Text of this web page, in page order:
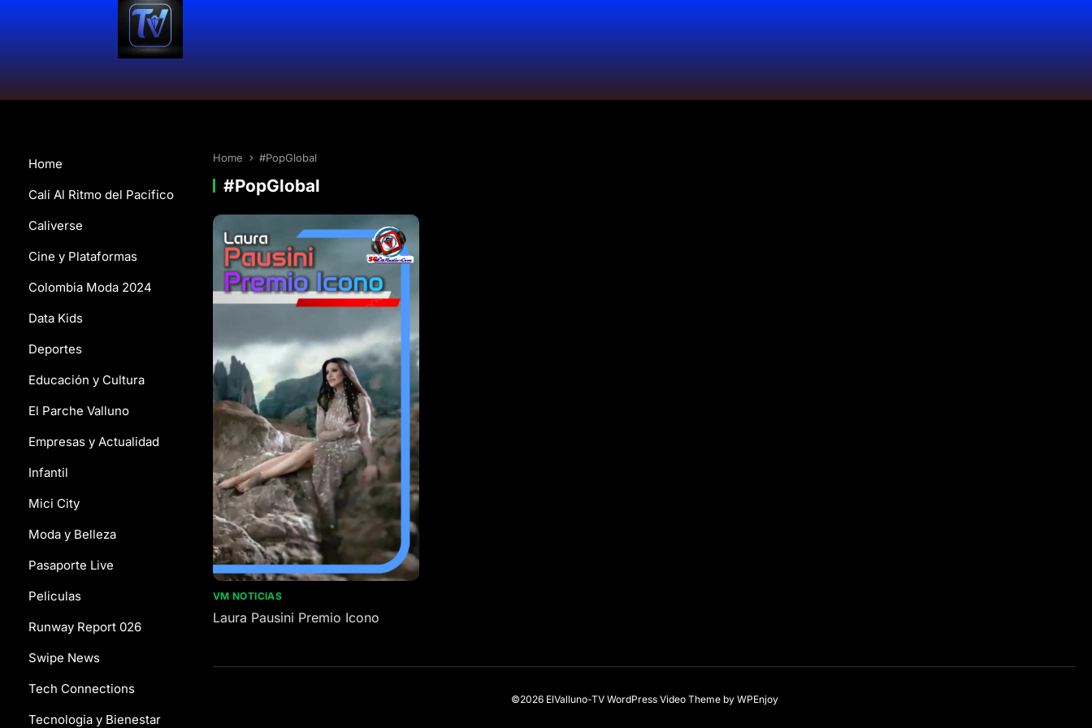
Home
Cali Al Ritmo del Pacifico
Caliverse
Cine y Plataformas
Colombia Moda 2024
Data Kids
Deportes
Educación y Cultura
El Parche Valluno
Empresas y Actualidad
Infantil
Mici City
Moda y Belleza
Pasaporte Live
Peliculas
Runway Report 026
Swipe News
Tech Connections
Tecnologia y Bienestar
Home #PopGlobal
#PopGlobal
VM NOTICIAS
Laura Pausini Premio Icono
©2026 ElValluno-TV WordPress Video Themeby WPEnjoy